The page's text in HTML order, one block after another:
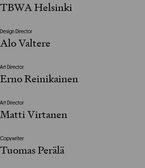
TBWA Helsinki
Design Director
Alo Valtere
Art Director
Erno Reinikainen
Art Director
Matti Virtanen
Copywriter
Tuomas Perälä